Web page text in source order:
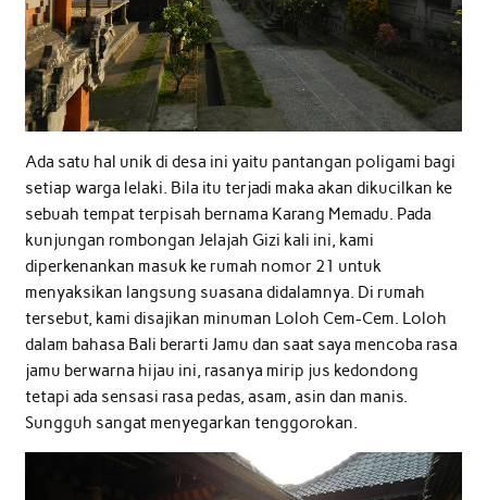
Ada satu hal unik di desa ini yaitu pantangan poligami bagi
setiap warga lelaki. Bila itu terjadi maka akan dikucilkan ke
sebuah tempat terpisah bernama Karang Memadu. Pada
kunjungan rombongan Jelajah Gizi kali ini, kami
diperkenankan masuk ke rumah nomor 21 untuk
menyaksikan langsung suasana didalamnya. Di rumah
tersebut, kami disajikan minuman Loloh Cem-Cem. Loloh
dalam bahasa Bali berarti Jamu dan saat saya mencoba rasa
jamu berwarna hijau ini, rasanya mirip jus kedondong
tetapi ada sensasi rasa pedas, asam, asin dan manis.
Sungguh sangat menyegarkan tenggorokan.